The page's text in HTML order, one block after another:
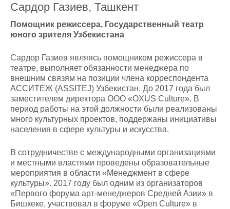
Сардор Газиев, Ташкент
Помощник режиссера, Государственный театр
юного зрителя Узбекистана
Сардор Газиев являясь помощником режиссера в
театре, выполняет обязанности менеджера по
внешним связям на позиции члена корреспондента
АССИТЕЖ (ASSITEJ) Узбекистан. До 2017 года был
заместителем директора ООО «OXUS Culture». В
период работы на этой должности были реализованы
много культурных проектов, поддержаны инициативы
населения в сфере культуры и искусства.
В сотрудничестве с международными организациями
и местными властями проведены образовательные
мероприятия в области «Менеджмент в сфере
культуры». 2017 году был одним из организаторов
«Первого форума арт-менеджеров Средней Азии» в
Бишкеке, участвовал в форуме «Open Culture» в